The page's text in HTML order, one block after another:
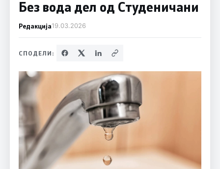
Без вода дел од Студеничани
Редакција19.03.2026
СПОДЕЛИ: